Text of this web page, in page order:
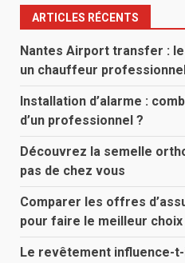
ARTICLES RÉCENTS
Nantes Airport transfer :
un chauffeur
Installation d’alarme :
d’un professionnel ?
Découvrez la semelle
pas de chez vous
Comparer les offres
pour faire le meilleur choix
Le revêtement influence-